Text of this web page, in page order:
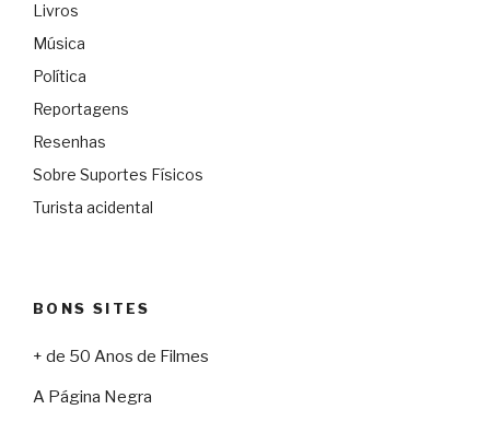
Livros
Música
Política
Reportagens
Resenhas
Sobre Suportes Físicos
Turista acidental
BONS SITES
+ de 50 Anos de Filmes
A Página Negra